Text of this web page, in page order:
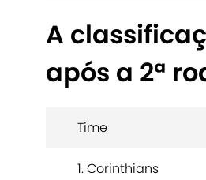
A
após a 2ª
Time
1. Corinthians